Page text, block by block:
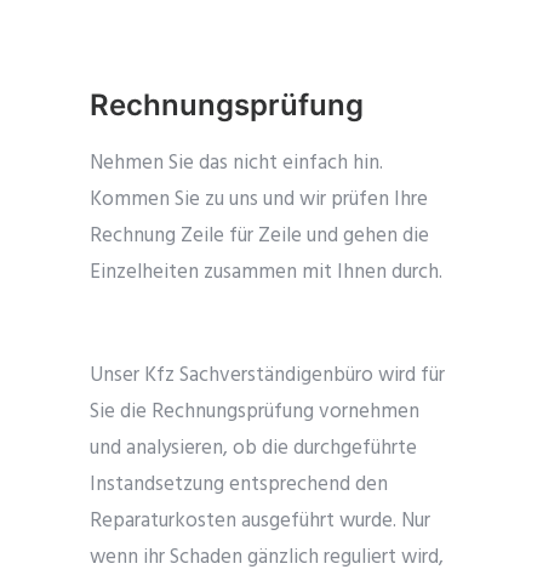
Rechnungsprüfung
Nehmen Sie das nicht einfach hin.
Kommen Sie zu uns und wir prüfen Ihre
Rechnung Zeile für Zeile und gehen die
Einzelheiten zusammen mit Ihnen durch.
Unser Kfz Sachverständigenbüro wird für
Sie die Rechnungsprüfung vornehmen
und analysieren, ob die durchgeführte
Instandsetzung entsprechend den
Reparaturkosten ausgeführt wurde. Nur
wenn ihr Schaden gänzlich reguliert wird,